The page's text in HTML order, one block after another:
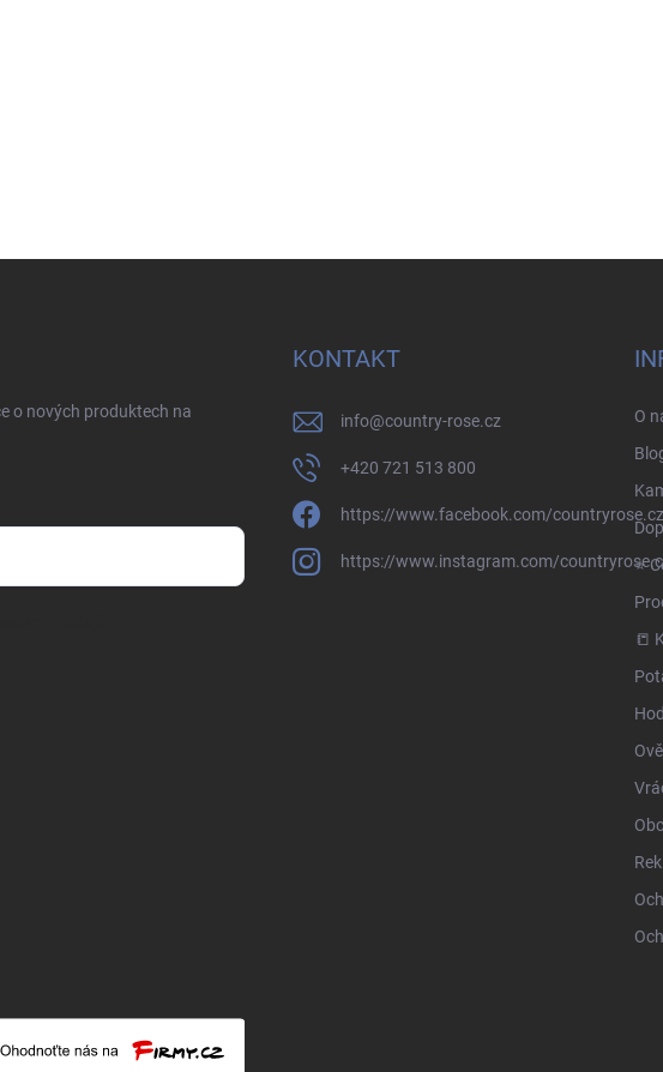
o nových produktech na
KONTAKT
info@country-rose.cz
+420 721 513 800
https://www.facebook.com/countryrose.cz
https://www.instagram.com/
O
⭐️
📒